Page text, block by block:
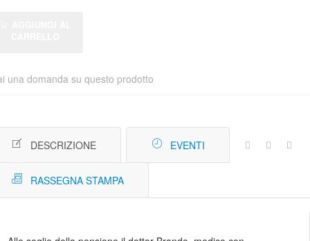
una domanda su questo prodotto
DESCRIZIONE EVENTI
RASSEGNA STAMPA